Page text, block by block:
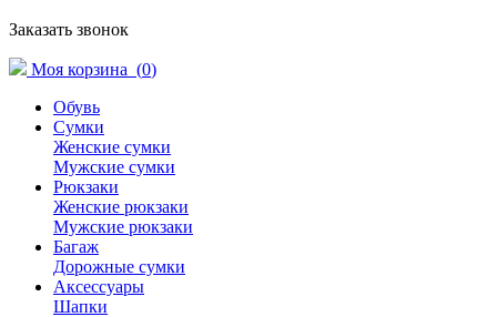
Заказать звонок
Моя корзина (0)
Обувь
Сумки
Женские сумки
Мужские сумки
Рюкзаки
Женские рюкзаки
Мужские рюкзаки
Багаж
Дорожные сумки
Аксессуары
Шапки